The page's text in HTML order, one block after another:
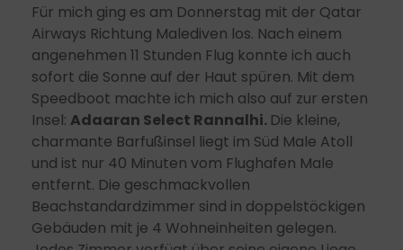
Für mich ging es am Donnerstag mit der Qatar
Airways Richtung Malediven los. Nach einem
angenehmen 11 Stunden Flug konnte ich auch
sofort die Sonne auf der Haut spüren. Mit dem
Speedboot machte ich mich also auf zur ersten
Insel: Adaaran Select Rannalhi. Die kleine,
charmante Barfußinsel liegt im Süd Male Atoll
und ist nur 40 Minuten vom Flughafen Male
entfernt. Die geschmackvollen
Beachstandardzimmer sind in doppelstöckigen
Gebäuden mit je 4 Wohneinheiten gelegen.